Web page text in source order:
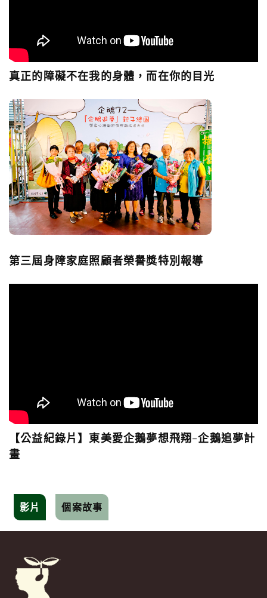
真正的障礙不在我的身體，而在你的目光
第三屆身障家庭照顧者榮譽獎特別報導
【公益紀錄片】東美愛企鵝夢想飛翔-企鵝追夢計
畫
影片 個案故事